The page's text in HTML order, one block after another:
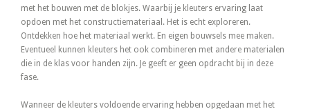
met het bouwen met de blokjes. Waarbij je kleuters ervaring laat
opdoen met het constructiemateriaal. Het is echt exploreren.
Ontdekken hoe het materiaal werkt. En eigen bouwsels mee maken.
Eventueel kunnen kleuters het ook combineren met andere materialen
die in de klas voor handen zijn. Je geeft er geen opdracht bij in deze
fase.
Wanneer de kleuters voldoende ervaring hebben opgedaan met het